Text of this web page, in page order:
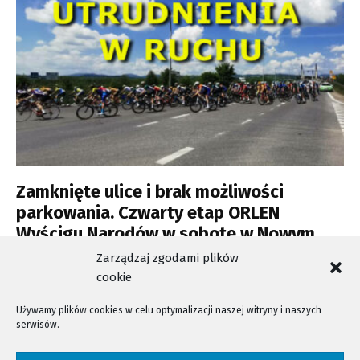
Zarządzaj zgodami plików
cookie
Używamy plików cookies w celu optymalizacji naszej witryny i naszych
serwisów.
Zamknięte ulice i brak możliwości
parkowania. Czwarty etap ORLEN
Wyścigu Narodów w sobotę w Nowym